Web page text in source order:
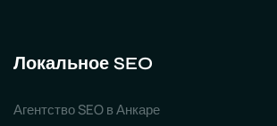
Локальное SEO
Агентство SEO в Анкаре